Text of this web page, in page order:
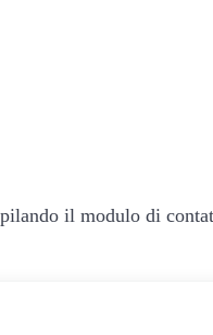
il modulo di